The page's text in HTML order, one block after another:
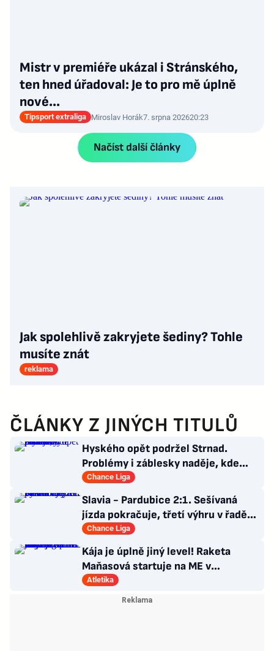
Mistr v premiéře ukázal i Stránského,
ten hned úřadoval: Je to pro mě úplně
nové…
Tipsport extraliga Miroslav Horák7. srpna 202620:23
Načíst další články
Jak spolehlivě zakryjete šediny? Tohle
musíte znát
reklama
ČLÁNKY Z JINÝCH TITULŮ
Hyského opět podržel Strnad.
Problémy i záblesky naděje, kde
hledat pozitiva?
Chance Liga
Slavia - Pardubice 2:1. Sešívaná
jízda pokračuje, třetí výhru v řadě
zařídil Chytil
Chance Liga
Kája je úplně jiný level! Raketa
Maňasová startuje na ME v
Birminghamu lov na medaili
Atletika